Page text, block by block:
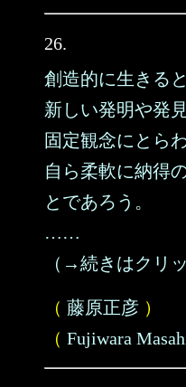
26.
創造的に生きると
新しい発明や発
固定観念にとら
自ら柔軟に納得
とであろう。
……
（→続きはクリッ
（ 藤原正彦 ）
（ Fujiwara